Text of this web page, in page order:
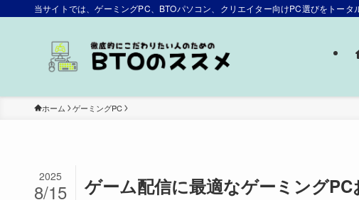
当サイトでは、ゲーミングPC、BTOパソコン、クリエイター向けPC選びをトー
ホーム ゲーミングPC
ゲーム配信に最適なゲーミング
2025
8/15